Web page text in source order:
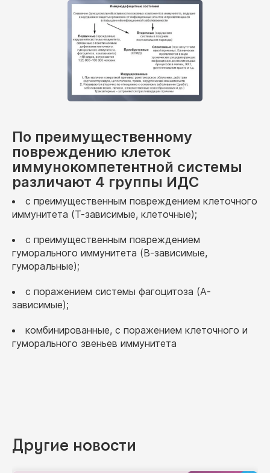
По преимущественному
повреждению клеток
иммунокомпетентной системы
различают 4 группы ИДС
с преимущественным повреждением клеточного
иммунитета (Т-зависимые, клеточные);
с преимущественным повреждением
гуморального иммунитета (В-зависимые,
гуморальные);
с поражением системы фагоцитоза (А-
зависимые);
комбинированные, с поражением клеточного и
гуморального звеньев иммунитета
Другие новости